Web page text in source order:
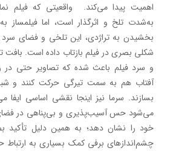
اهمیت پیدا می‌کند. واقعیتی که فیلم
به‌شدت تلخ و اثرگذار است، اما
بخشیدن به تراژدی، این تلخی و فضای سرد
شکلی بصری در فیلم بازتاب داده است. بافت
و سرد فیلم باعث شده که تصاویر حتی در
آفتاب هم به سمت تیرگی حرکت کنند و
بسازند. سرما نیز اینجا نقشی اساسی ایفا
می‌شود حس آسیب‌پذیری و بی‌پناهی در
خود را نشان دهد؛ به همین دلیل تأکید
چشم‌اندازهای برفی کمک بسیاری به ارتباط